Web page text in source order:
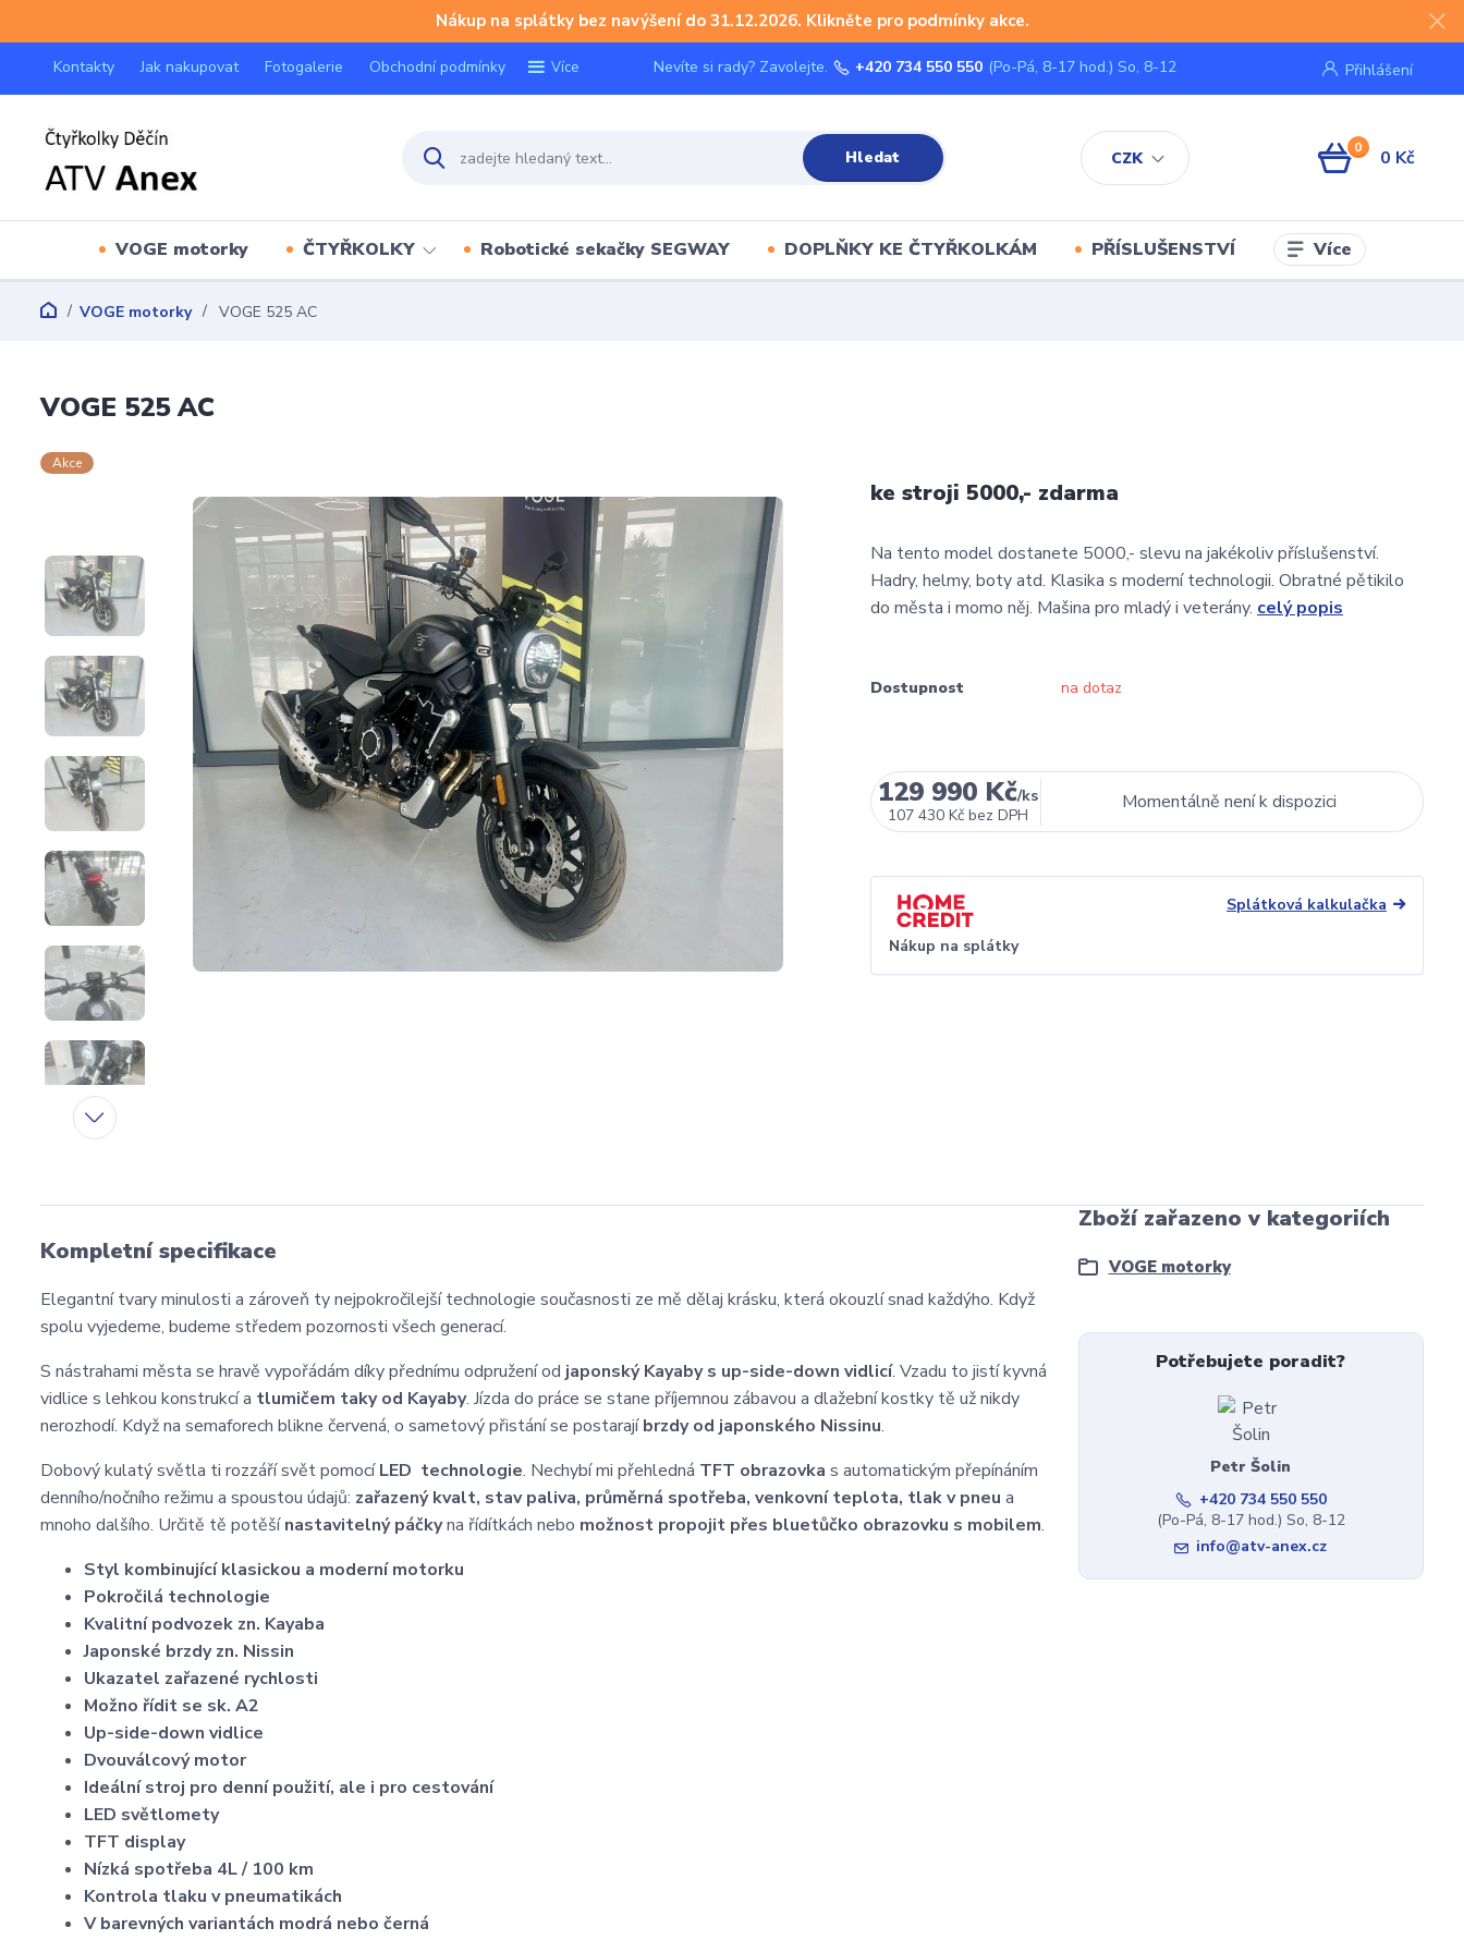
Nákup na splátky bez navýšení do 31.12.2026. Klikněte pro podmínky akce.
Kontakty Jak nakupovat Fotogalerie Obchodní podmínky Více
CZK
Přihlášení
Hledat
Nevíte si rady? Zavolejte. +420 734 550 550 (Po-Pá, 8-17 hod.) So, 8-12
0 0 Kč
VOGE motorky ČTYŘKOLKY Robotické sekačky SEGWAY DOPLŇKY KE ČTYŘKOLKÁM PŘÍSLUŠENSTVÍ Více
VOGE motorky VOGE 525 AC
VOGE 525 AC
Akce
ke stroji 5000,- zdarma
Na tento model dostanete 5000,- slevu na jakékoliv příslušenství.
Hadry, helmy, boty atd. Klasika s moderní technologii. Obratné pětikilo
do města i momo něj. Mašina pro mladý i veterány. celý popis
Dostupnost na dotaz
129 990 Kč/ks
107 430 Kč bez DPH
Momentálně není k dispozici
Splátková kalkulačka
Nákup na splátky
Kompletní specifikace
Elegantní tvary minulosti a zároveň ty nejpokročilejší technologie současnosti ze mě dělaj krásku, která okouzlí snad každýho. Když
spolu vyjedeme, budeme středem pozornosti všech generací.
S nástrahami města se hravě vypořádám díky přednímu odpružení od japonský Kayaby s up-side-down vidlicí. Vzadu to jistí kyvná
vidlice s lehkou konstrukcí a tlumičem taky od Kayaby. Jízda do práce se stane příjemnou zábavou a dlažební kostky tě už nikdy
nerozhodí. Když na semaforech blikne červená, o sametový přistání se postarajíbrzdy od japonského Nissinu.
Dobový kulatý světla ti rozzáří svět pomocíLED technologie. Nechybí mi přehledná TFT obrazovka s automatickým přepínáním
denního/nočního režimu a spoustou údajů: zařazený kvalt, stav paliva, průměrná spotřeba, venkovní teplota, tlak v pneu a
mnoho dalšího. Určitě tě potěšínastavitelný páčkyna řídítkách nebo možnost propojit přes bluetůčko obrazovku s mobilem.
Styl kombinující klasickou a moderní motorku
Pokročilá technologie
Kvalitní podvozek zn. Kayaba
Japonské brzdy zn. Nissin
Ukazatel zařazené rychlosti
Možno řídit se sk. A2
Up-side-down vidlice
Dvouválcový motor
Ideální stroj pro denní použití, ale i pro cestování
LED světlomety
TFT display
Nízká spotřeba 4L / 100 km
Kontrola tlaku v pneumatikách
V barevných variantách modrá nebo černá
Zboží zařazeno v kategoriích
VOGE motorky
Potřebujete poradit?
Petr Šolin
+420 734 550 550
(Po-Pá, 8-17 hod.) So, 8-12
info@atv-anex.cz